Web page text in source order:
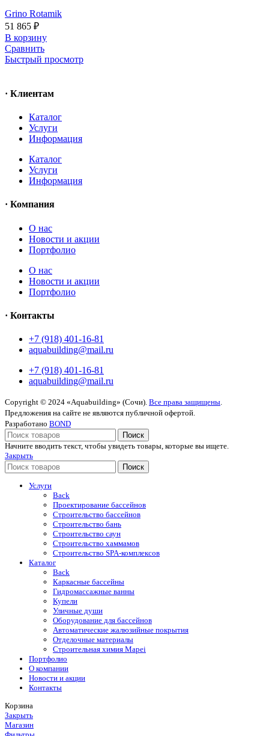
Grino Rotamik
51 865 ₽
В корзину
Сравнить
Быстрый просмотр
· Клиентам
Каталог
Услуги
Информация
Каталог
Услуги
Информация
· Компания
O нас
Новости и акции
Портфолио
O нас
Новости и акции
Портфолио
· Контакты
+7 (918) 401-16-81
aquabuilding@mail.ru
+7 (918) 401-16-81
aquabuilding@mail.ru
Copyright © 2024 «Aquabuilding» (Сочи). Все права защищены.
Предложения на сайте не являются публичной офертой.
Разработано BOND
Поиск
Начните вводить текст, чтобы увидеть товары, которые вы ищете.
Закрыть
Поиск
Услуги
Back
Проектирование бассейнов
Строительство бассейнов
Строительство бань
Строительство саун
Строительство хаммамов
Строительство SPA-комплексов
Каталог
Back
Каркасные бассейны
Гидромассажные ванны
Купели
Уличные души
Оборудование для бассейнов
Автоматические жалюзийные покрытия
Отделочные материалы
Строительная химия Mapei
Портфолио
O компании
Новости и акции
Контакты
Корзина
Закрыть
Магазин